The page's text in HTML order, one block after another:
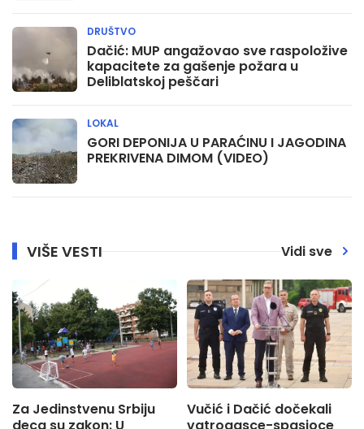
Dačić: MUP angažovao sve raspoložive
kapacitete za gašenje požara u
Deliblatskoj peščari
DRUŠTVO
GORI DEPONIJA U PARAĆINU I JAGODINA
PREKRIVENA DIMOM (VIDEO)
LOKAL
VIŠE VESTI Vidi sve
Za Jedinstvenu Srbiju
deca su zakon: U
Vučić i Dačić dočekali
vatrogasce-spasioce